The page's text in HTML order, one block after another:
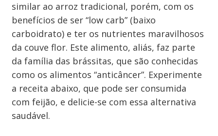
similar ao arroz tradicional, porém, com os
benefícios de ser “low carb” (baixo
carboidrato) e ter os nutrientes maravilhosos
da couve flor. Este alimento, aliás, faz parte
da família das brássitas, que são conhecidas
como os alimentos “anticâncer”. Experimente
a receita abaixo, que pode ser consumida
com feijão, e delicie-se com essa alternativa
saudável.